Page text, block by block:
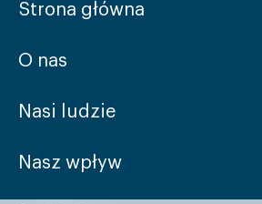
Strona główna
O nas
Nasi ludzie
Nasz wpływ